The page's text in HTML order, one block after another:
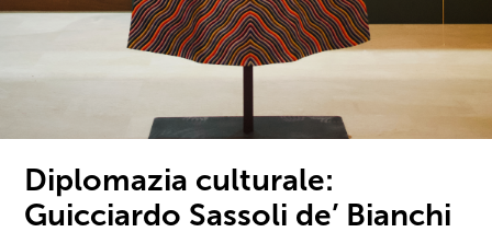
Diplomazia culturale:
Guicciardo Sassoli de’ Bianchi